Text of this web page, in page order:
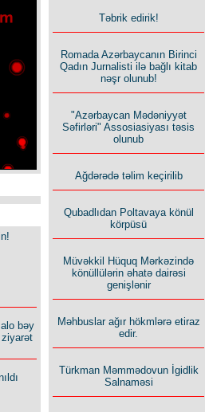
bəy
ziyarət
Təbrik edirik!
Romada Azərbaycanın Birinci
Qadın Jurnalisti ilə bağlı kitab
nəşr olunub!
"Azərbaycan Mədəniyyət
Səfirləri" Assosiasiyası təsis
olunub
Ağdərədə təlim keçirilib
Qubadlıdan Poltavaya könül
körpüsü
Müvəkkil Hüquq Mərkəzində
könüllülərin əhatə dairəsi
genişlənir
Məhbuslar ağır hökmlərə etiraz
edir.
Türkman Məmmədovun İgidlik
Salnaməsi